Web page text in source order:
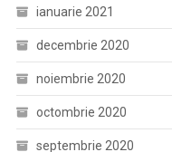
ianuarie 2021
decembrie 2020
noiembrie 2020
octombrie 2020
septembrie 2020